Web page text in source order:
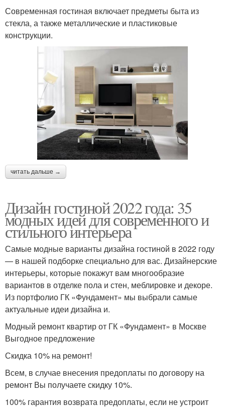
Современная гостиная включает предметы быта из
стекла, а также металлические и пластиковые
конструкции.
читать дальше →
Дизайн гостиной 2022 года: 35
модных идей для современного и
стильного интерьера
Самые модные варианты дизайна гостиной в 2022 году
— в нашей подборке специально для вас. Дизайнерские
интерьеры, которые покажут вам многообразие
вариантов в отделке пола и стен, меблировке и декоре.
Из портфолио ГК «Фундамент» мы выбрали самые
актуальные идеи дизайна и.
Модный ремонт квартир от ГК «Фундамент» в Москве
Выгодное предложение
Скидка 10% на ремонт!
Всем, в случае внесения предоплаты по договору на
ремонт Вы получаете скидку 10%.
100% гарантия возврата предоплаты, если не устроит